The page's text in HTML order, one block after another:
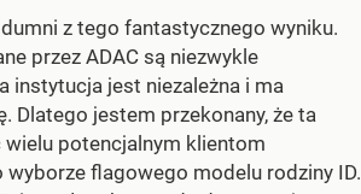
z tego fantastycznego wyniku.
przez ADAC są niezwykle
instytucja jest niezależna i ma
Dlatego jestem przekonany, że ta
potencjalnym klientom
flagowego modelu rodziny ID.